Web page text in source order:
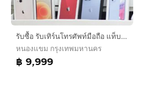
รับซื้อ รับเทิร์นโทรศัพท์มือถือ แท็บเล็ต ไอแพด ทุกรุ่น พร้อมให้ราคาสูง
หนองแขม กรุงเทพมหานคร
฿ 9,999